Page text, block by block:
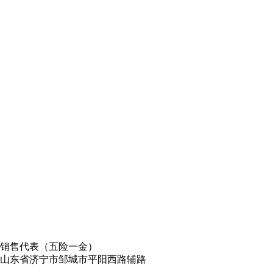
销售代表（五险一金）
山东省济宁市邹城市平阳西路辅路